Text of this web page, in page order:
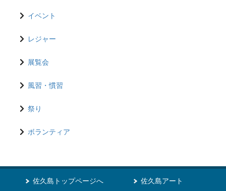
イベント
レジャー
展覧会
風習・慣習
祭り
ボランティア
佐久島トップページへ 佐久島アート